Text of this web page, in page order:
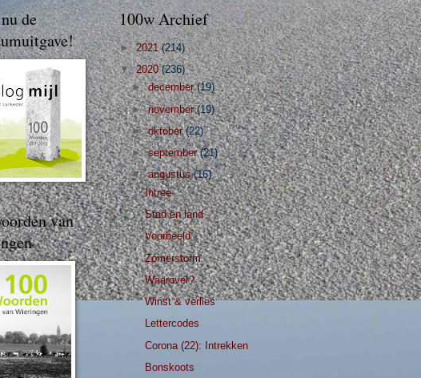
de
van
100w Archief
►2021(214)
▼2020(236)
►december(19)
►november(19)
►oktober(22)
►september(21)
▼augustus(16)
Intree
Stad en land
Voorbeeld
Zomerstorm
Waarover?
Winst & verlies
Lettercodes
Corona (22): Intrekken
Bonskoots